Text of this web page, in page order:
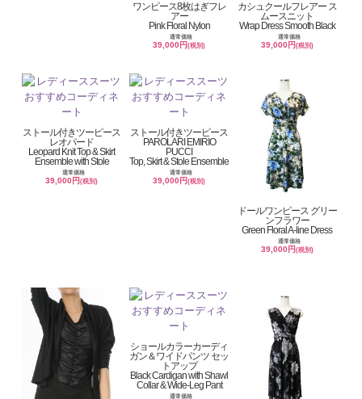
ワンピース8枚はぎフレ
アー
Pink Floral Nylon
通常価格
39,000円(税別)
カシュクールフレアー ス
ムースニット
Wrap Dress Smooth Black
通常価格
39,000円 (税別)
ストール付きツーピース
レオパード
Leopard Knit Top & Skirt
Ensemble with Stole
通常価格
39,000円(税別)
ストール付きツーピース
PAROLARI EMIRIO
PUCCI
Top, Skirt & Stole Ensemble
通常価格
39,000円(税別)
ドールワンピース グリー
ンフラワー
Green Floral A-line Dress
通常価格
39,000円 (税別)
ショールカラーカーディ
ガン＆ワイドパンツ セッ
トアップ
Black Cardigan with Shawl
Collar & Wide-Leg Pant
通常価格